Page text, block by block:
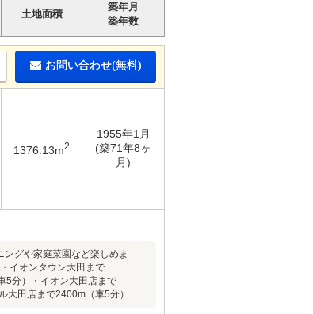
土地面積
築年月
築年数
お問い合わせ(無料)
1376.13m2
1955年1月
(築71年8ヶ
月)
グや家庭菜園など楽しめま
イオンタウン大田まで
5分）・イオン大田店まで
田店まで2400m（車5分）